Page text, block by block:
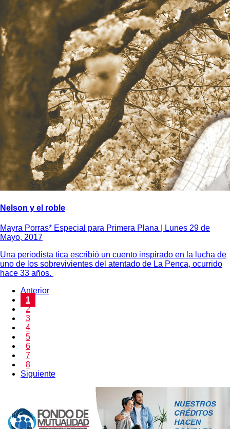
Nelson y el roble
Mayra Porras* Especial para Primera Plana |
Lunes 29 de
Mayo, 2017
Una periodista tica escribió un cuento inspirado en la lucha de
uno de los sobrevivientes del atentado de La Penca, ocurrido
hace 33 años.
Anterior
1
2
3
4
5
6
7
8
Siguiente